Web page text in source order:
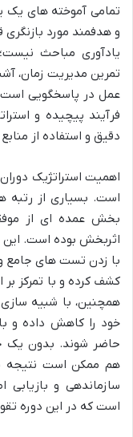
تمامی آموخته های یک
و هدفمند مورد بازنگری
یادآوری مباحث
تمرین مدیریت زمان،
عمل در پاسخگویی است.
فرآیند پیچیده و
دقیق و استفاده از
اهمیت استراتژیک
است. بسیاری از رتبه
بخش عمده ای از
اثربخش بوده است. این
با زدن تست های جامع
کشف کرده و با تمرکز بر
همچنین، با شبیه سازی
خود را کاهش داده و
حاضر شوند. بدون یک
هم ممکن است نتیجه
سازماندهی و
است که در این دوره